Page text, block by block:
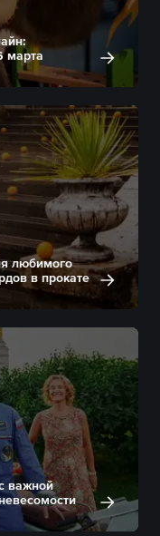
марта
любимого
в прокате
важной